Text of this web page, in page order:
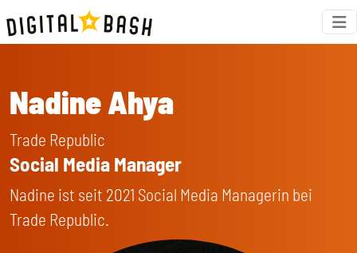
Nadine Ahya
Trade Republic
Social Media Manager
Nadine ist seit 2021 Social Media Managerin bei
Trade Republic.